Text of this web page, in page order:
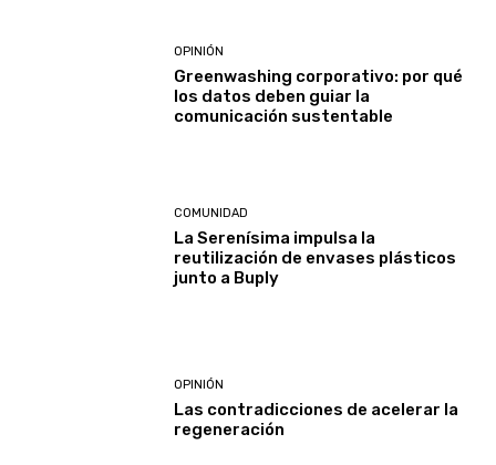
OPINIÓN
Greenwashing corporativo: por qué
los datos deben guiar la
comunicación sustentable
COMUNIDAD
La Serenísima impulsa la
reutilización de envases plásticos
junto a Buply
OPINIÓN
Las contradicciones de acelerar la
regeneración